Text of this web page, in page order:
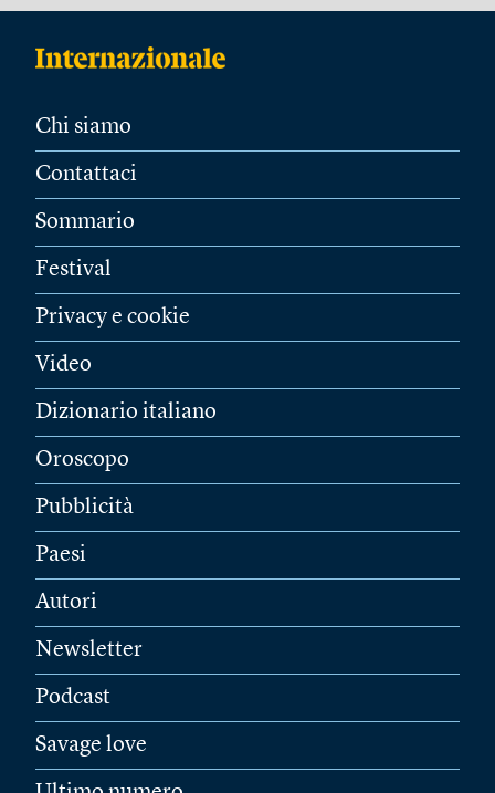
Chi siamo
Contattaci
Sommario
Festival
Privacy e cookie
Video
Dizionario italiano
Oroscopo
Pubblicità
Paesi
Autori
Newsletter
Podcast
Savage love